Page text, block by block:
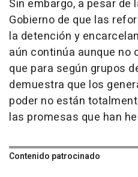
Sin embargo, a pesar
Gobierno de que las
la detención y
aún continúa aunque
que para según grupos
demuestra que los
poder no están
las promesas que han
Contenido patrocinado